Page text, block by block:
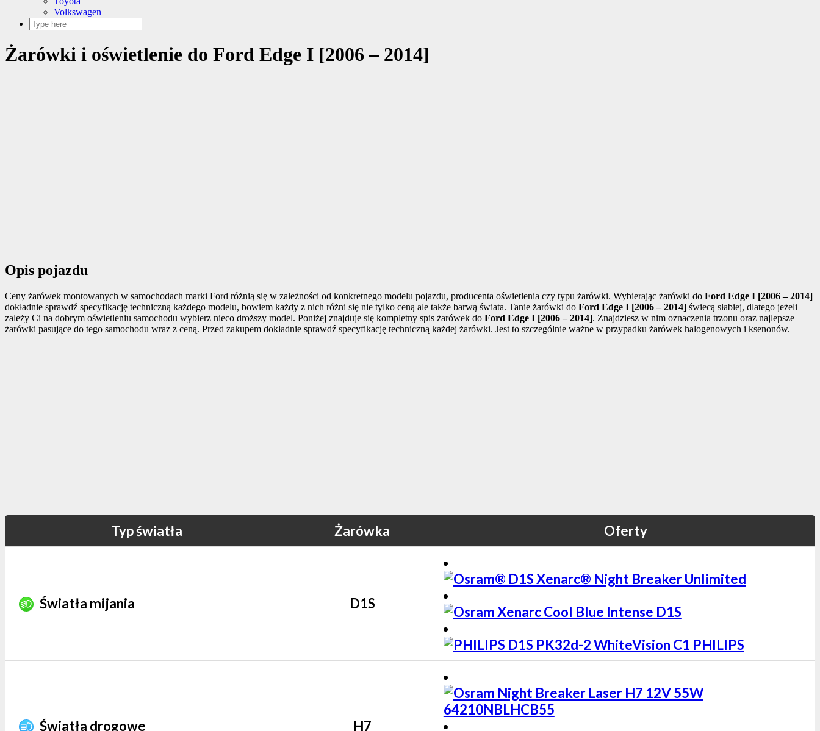
Volkswagen
Żarówki i oświetlenie do Ford Edge I [2006 – 2014]
Opis pojazdu
Ceny żarówek montowanych w samochodach marki Ford różnią się w zależności od konkretnego modelu pojazdu, producenta oświetlenia czy typu żarówki. Wybierając żarówki do Ford Edge I [2006 – 2014]
dokładnie sprawdź specyfikację techniczną każdego modelu, bowiem każdy z nich różni się nie tylko ceną ale także barwą świata. Tanie żarówki do Ford Edge I [2006 – 2014] świecą słabiej, dlatego jeżeli
zależy Ci na dobrym oświetleniu samochodu wybierz nieco droższy model. Poniżej znajduje się kompletny spis żarówek do Ford Edge I [2006 – 2014]. Znajdziesz w nim oznaczenia trzonu oraz najlepsze
żarówki pasujące do tego samochodu wraz z ceną. Przed zakupem dokładnie sprawdź specyfikację techniczną każdej żarówki. Jest to szczególnie ważne w przypadku żarówek halogenowych i ksenonów.
Typ światła Żarówka Oferty
Światła mijania D1S
Światła drogowe H7